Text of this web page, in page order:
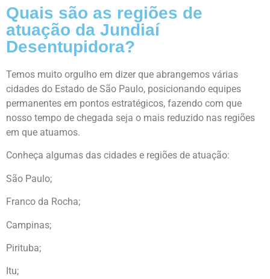
Quais são as regiões de
atuação da Jundiaí
Desentupidora?
Temos muito orgulho em dizer que abrangemos várias
cidades do Estado de São Paulo, posicionando equipes
permanentes em pontos estratégicos, fazendo com que
nosso tempo de chegada seja o mais reduzido nas regiões
em que atuamos.
Conheça algumas das cidades e regiões de atuação:
São Paulo;
Franco da Rocha;
Campinas;
Pirituba;
Itu;